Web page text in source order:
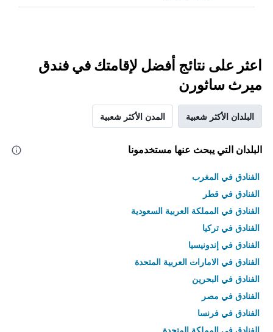
اعثر على نتائج أفضل لإقامتك في فندق
ميرث ساثورن
البلدان الأكثر شعبية المدن الأكثر شعبية
البلدان التي يبحث عنها مستخدمونا
الفنادق في المغرب
الفنادق في قطر
الفنادق في المملكة العربية السعودية
الفنادق في تركيا
الفنادق في إندونيسيا
الفنادق في الامارات العربية المتحدة
الفنادق في البحرين
الفنادق في مصر
الفنادق في فرنسا
الفنادق في المملكة المتحدة